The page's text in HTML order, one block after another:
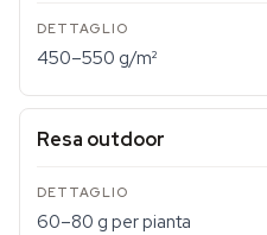
450–550 g/m²
Resa outdoor
60–80 g per pianta